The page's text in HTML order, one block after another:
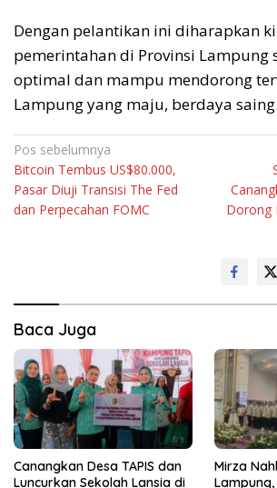
Dengan pelantikan ini diharapkan
pemerintahan di Provinsi Lampung
optimal dan mampu mendorong
Lampung yang maju, berdaya
Navigasi
pos
Pos sebelumnya
Bitcoin Tembus US$80.000,
Pasar Diuji Transisi The Fed
dan Perpecahan FOMC
Dorong
Baca Juga
Canangkan Desa TAPIS dan
Luncurkan Sekolah Lansia di
Mirza